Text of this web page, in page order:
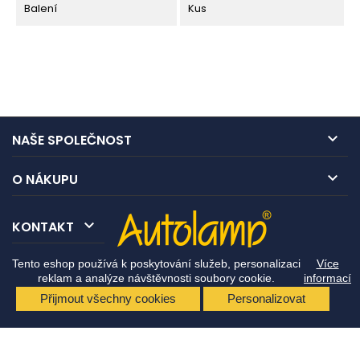
Tento eshop používá k poskytování služeb, personalizaci
reklam a analýze návštěvnosti soubory cookie.
Více
informací
Přijmout všechny cookies Personalizovat
Balení Kus
NAŠE SPOLEČNOST 
O NÁKUPU 
KONTAKT 